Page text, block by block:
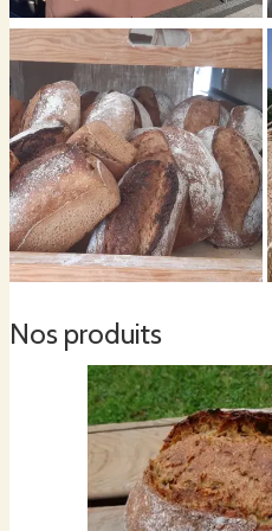
La farine T80. C’est un
complète : une partie du son est
d’éléments minéraux. De plus,
pierre, le germe est inclus à la farine.
et apporte des arômes et plus
farine subie moins d’oxydation, et
d’arômes.
Nos produits